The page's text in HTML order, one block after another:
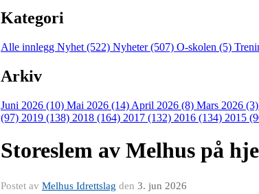
Kategori
Alle innlegg Nyhet (522) Nyheter (507) O-skolen (5)
Arkiv
Juni 2026 (10) Mai 2026 (14) April 2026 (8) Mars 2026 (3)
(97) 2019 (138) 2018 (164) 2017 (132) 2016 (134) 2015
Storeslem av Melhus på
Postet av Melhus Idrettslag den 3. jun 2026